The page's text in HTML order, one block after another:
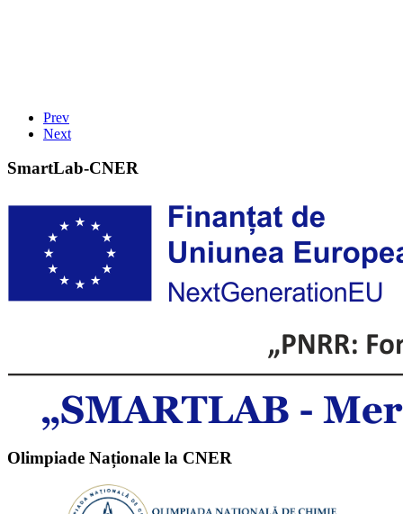
Prev
Next
SmartLab-CNER
Olimpiade Naționale la CNER